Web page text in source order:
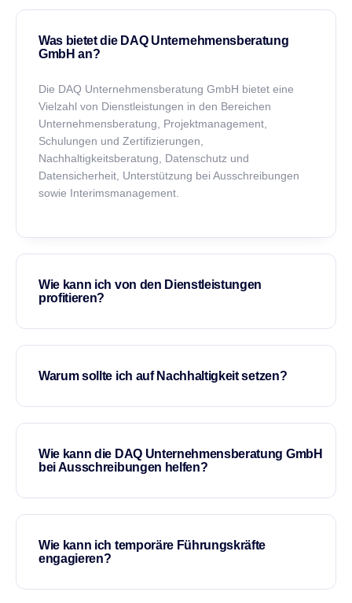
Was bietet die DAQ Unternehmensberatung
GmbH an?
Die DAQ Unternehmensberatung GmbH bietet eine
Vielzahl von Dienstleistungen in den Bereichen
Unternehmensberatung, Projektmanagement,
Schulungen und Zertifizierungen,
Nachhaltigkeitsberatung, Datenschutz und
Datensicherheit, Unterstützung bei Ausschreibungen
sowie Interimsmanagement.
Wie kann ich von den Dienstleistungen
profitieren?
Warum sollte ich auf Nachhaltigkeit setzen?
Wie kann die DAQ Unternehmensberatung GmbH
bei Ausschreibungen helfen?
Wie kann ich temporäre Führungskräfte
engagieren?